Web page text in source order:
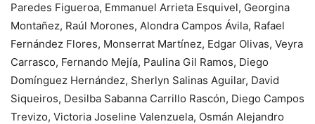
Paredes Figueroa, Emmanuel Arrieta Esquivel, Georgina
Montañez, Raúl Morones, Alondra Campos Ávila, Rafael
Fernández Flores, Monserrat Martínez, Edgar Olivas, Veyra
Carrasco, Fernando Mejía, Paulina Gil Ramos, Diego
Domínguez Hernández, Sherlyn Salinas Aguilar, David
Siqueiros, Desilba Sabanna Carrillo Rascón, Diego Campos
Trevizo, Victoria Joseline Valenzuela, Osmán Alejandro